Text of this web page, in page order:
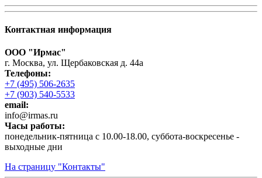
Контактная информация
ООО "Ирмас"
г. Москва, ул. Щербаковская д. 44а
Телефоны:
+7 (495) 506-2635
+7 (903) 540-5533
email:
infо@irmas.ru
Часы работы:
понедельник-пятница с 10.00-18.00, суббота-воскресенье -
выходные дни
На страницу "Контакты"